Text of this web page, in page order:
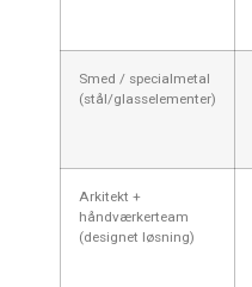
Smed / specialmetal
(stål/glasselementer)
Arkitekt +
håndværkerteam
(designet løsning)